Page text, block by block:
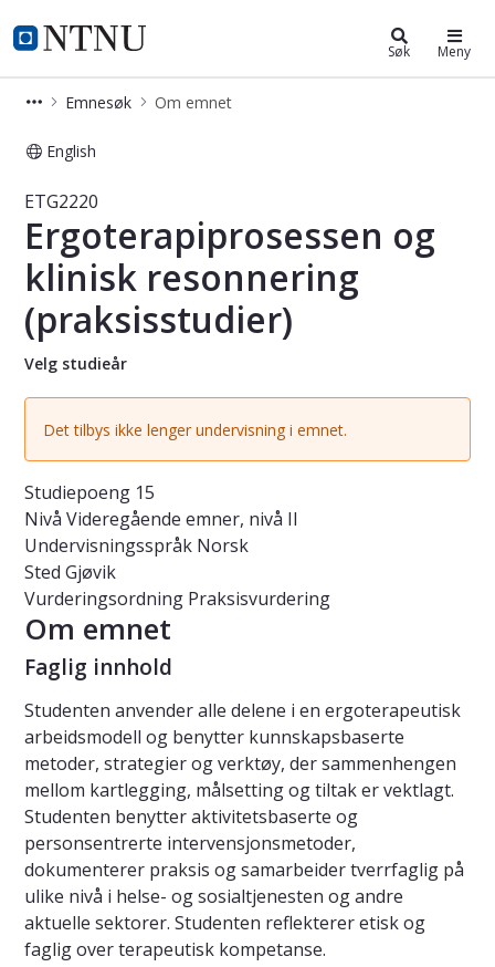
NTNU Hjemmeside
Studier Søk Meny
Emnesøk Om emnet
English
Emne - Ergoterapiprosessen og
ETG2220
Ergoterapiprosessen og
klinisk resonnering
(praksisstudier)
Velg studieår
Det tilbys ikke lenger undervisning i emnet.
Studiepoeng 15
Nivå Videregående emner, nivå II
Undervisningsspråk Norsk
Sted Gjøvik
Vurderingsordning Praksisvurdering
Om emnet
Faglig innhold
Studenten anvender alle delene i en ergoterapeutisk
arbeidsmodell og benytter kunnskapsbaserte
metoder, strategier og verktøy, der sammenhengen
mellom kartlegging, målsetting og tiltak er vektlagt.
Studenten benytter aktivitetsbaserte og
personsentrerte intervensjonsmetoder,
dokumenterer praksis og samarbeider tverrfaglig på
ulike nivå i helse- og sosialtjenesten og andre
aktuelle sektorer. Studenten reflekterer etisk og
faglig over terapeutisk kompetanse.